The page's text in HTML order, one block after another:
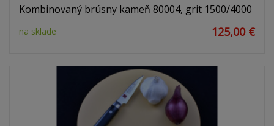
Kombinovaný brúsny kameň 80004, grit 1500/4000
na sklade 125,00 €